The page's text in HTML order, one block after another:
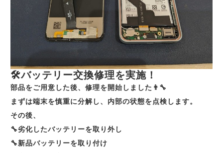
🛠️バッテリー交換修理を実施！
部品をご用意した後、修理を開始しました👨‍🔧
まずは端末を慎重に分解し、内部の状態を点検します。
その後、
🔧劣化したバッテリーを取り外し
🔧新品バッテリーを取り付け